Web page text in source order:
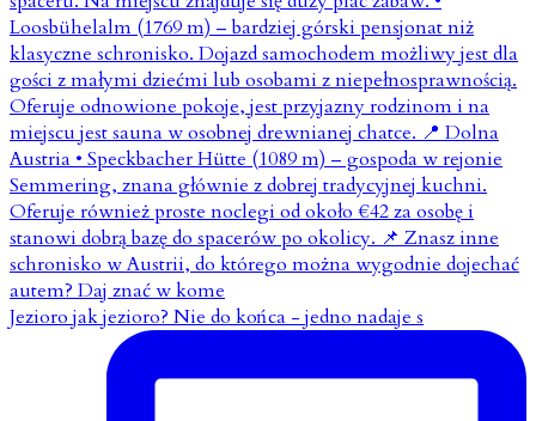
Jezioro jak jezioro? Nie do końca - jedno nadaje s